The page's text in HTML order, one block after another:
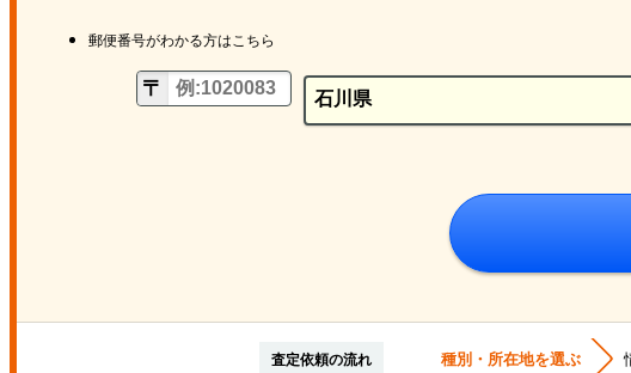
郵便番号がわかる方はこちら
査定依頼の流れ 種別・所在地を選ぶ